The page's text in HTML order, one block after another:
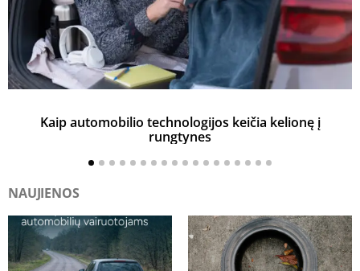
Kaip automobilio technologijos keičia kelionę į
rungtynes
NAUJIENOS